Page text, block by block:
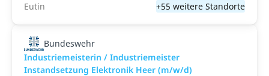
Eutin
+55 weitere Standorte
Bundeswehr
Industriemeisterin / Industriemeister
Instandsetzung Elektronik Heer (m/w/d)